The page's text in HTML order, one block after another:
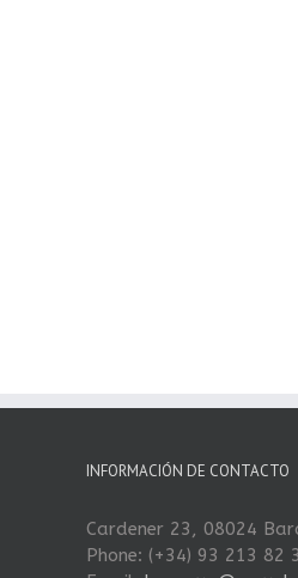
INFORMACIÓN DE CONTACTO
Cardener 23, 08024
Phone: (+34) 93 213 82